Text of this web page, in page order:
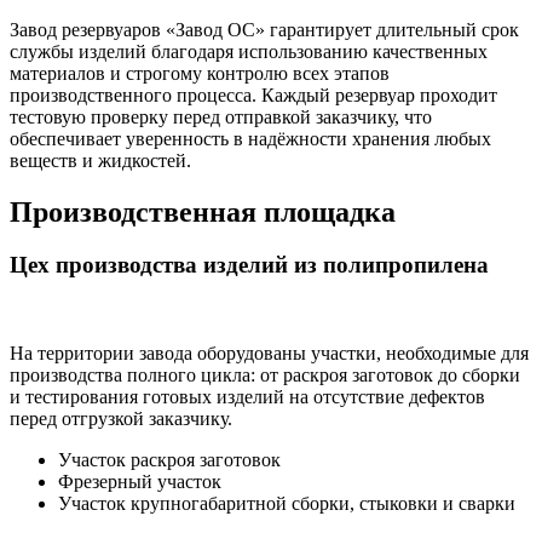
Завод резервуаров «Завод ОС» гарантирует длительный срок
службы изделий благодаря использованию качественных
материалов и строгому контролю всех этапов
производственного процесса. Каждый резервуар проходит
тестовую проверку перед отправкой заказчику, что
обеспечивает уверенность в надёжности хранения любых
веществ и жидкостей.
Производственная площадка
Цех производства изделий из полипропилена
На территории завода оборудованы участки, необходимые для
производства полного цикла: от раскроя заготовок до сборки
и тестирования готовых изделий на отсутствие дефектов
перед отгрузкой заказчику.
Участок раскроя заготовок
Фрезерный участок
Участок крупногабаритной сборки, стыковки и сварки